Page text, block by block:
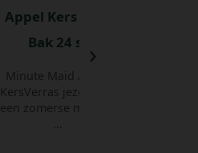
Appel Kers 20 cl
Bak 24 st
Minute Maid Appel
KersVerras jezelf met
een zomerse mix van
›